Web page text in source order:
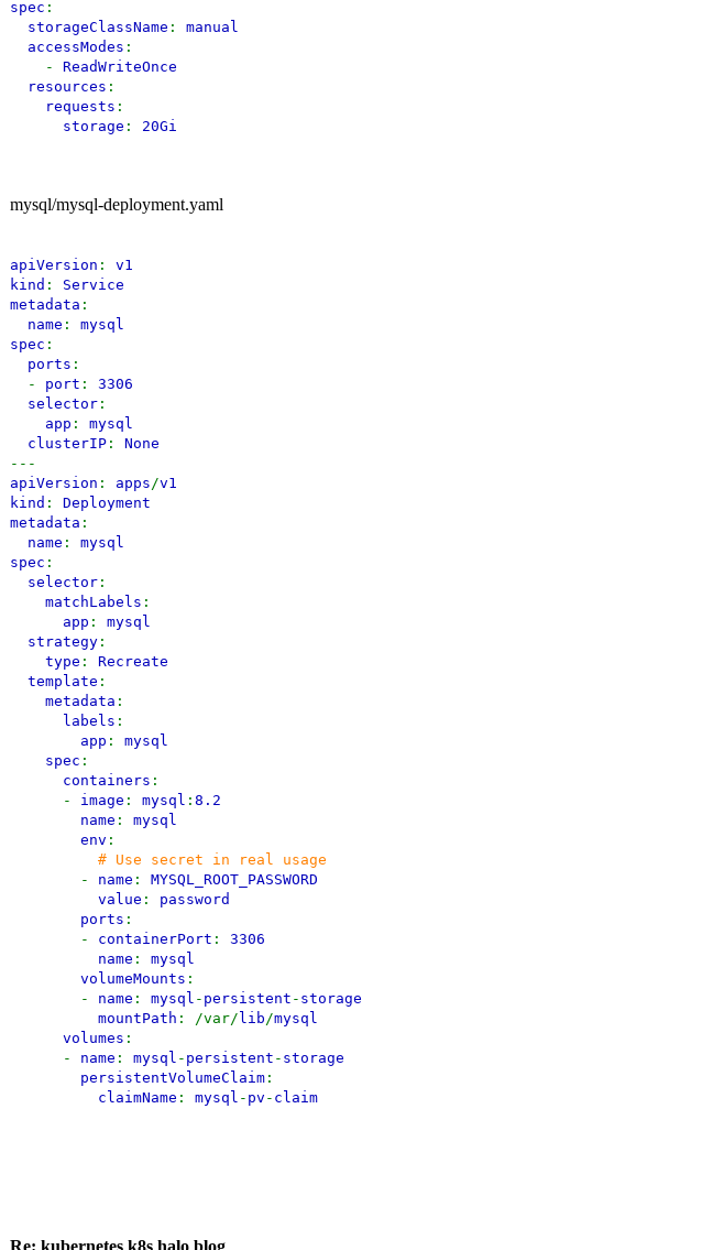
spec :
storageClassName : manual
accessModes :
- ReadWriteOnce
resources :
requests :
storage : 20Gi
mysql/mysql-deployment.yaml
apiVersion : v1
kind : Service
metadata :
name : mysql
spec :
ports :
- port : 3306
selector :
app : mysql
clusterIP : None
---
apiVersion : apps /v1
kind : Deployment
metadata :
name : mysql
spec :
selector :
matchLabels :
app : mysql
strategy :
type : Recreate
template :
metadata :
labels :
app : mysql
spec :
containers :
- image : mysql : 8.2
name : mysql
env :
# Use secret in real usage
- name : MYSQL_ROOT_PASSWORD
value : password
ports :
- containerPort : 3306
name : mysql
volumeMounts :
- name : mysql - persistent - storage
mountPath : /var/lib /mysql
volumes :
- name : mysql - persistent - storage
persistentVolumeClaim :
claimName : mysql - pv - claim
Re: kubernetes k8s halo blog